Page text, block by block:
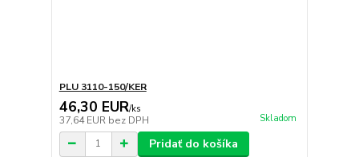
PLU 3110-150/KER
46,30 EUR/ks
37,64 EUR bez DPH Skladom
Pridať do košíka